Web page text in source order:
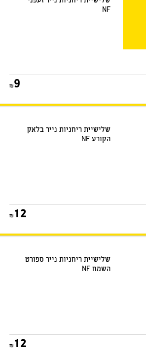
NF
9
שלישיית ריחניות נייר בלאק
הקורע NF
12
שלישיית ריחניות נייר ספורט
השמח NF
12